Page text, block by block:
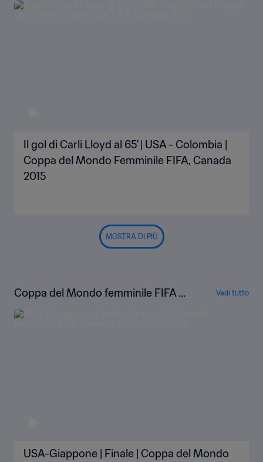
Il gol di Carli Lloyd al 65' | USA - Colombia |
Coppa del Mondo Femminile FIFA, Canada
2015
MOSTRA DI PIÙ
Coppa del Mondo femminile FIFA C
anada 2015 | Highlights
Vedi tutto
USA-Giappone | Finale | Coppa del Mondo